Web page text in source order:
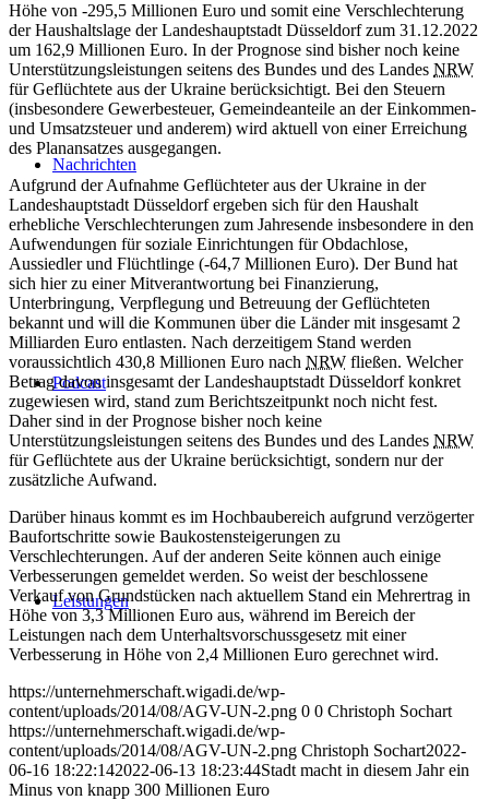
Nachrichten
Podcast
Leistungen
Höhe von -295,5 Millionen Euro und somit eine Verschlechterung
der Haushaltslage der Landeshauptstadt Düsseldorf zum 31.12.2022
um 162,9 Millionen Euro. In der Prognose sind bisher noch keine
Unterstützungsleistungen seitens des Bundes und des Landes NRW
für Geflüchtete aus der Ukraine berücksichtigt. Bei den Steuern
(insbesondere Gewerbesteuer, Gemeindeanteile an der Einkommen-
und Umsatzsteuer und anderem) wird aktuell von einer Erreichung
des Planansatzes ausgegangen.
Aufgrund der Aufnahme Geflüchteter aus der Ukraine in der
Landeshauptstadt Düsseldorf ergeben sich für den Haushalt
erhebliche Verschlechterungen zum Jahresende insbesondere in den
Aufwendungen für soziale Einrichtungen für Obdachlose,
Aussiedler und Flüchtlinge (-64,7 Millionen Euro). Der Bund hat
sich hier zu einer Mitverantwortung bei Finanzierung,
Unterbringung, Verpflegung und Betreuung der Geflüchteten
bekannt und will die Kommunen über die Länder mit insgesamt 2
Milliarden Euro entlasten. Nach derzeitigem Stand werden
voraussichtlich 430,8 Millionen Euro nach NRW fließen. Welcher
Betrag davon insgesamt der Landeshauptstadt Düsseldorf konkret
zugewiesen wird, stand zum Berichtszeitpunkt noch nicht fest.
Daher sind in der Prognose bisher noch keine
Unterstützungsleistungen seitens des Bundes und des Landes NRW
für Geflüchtete aus der Ukraine berücksichtigt, sondern nur der
zusätzliche Aufwand.
Darüber hinaus kommt es im Hochbaubereich aufgrund verzögerter
Baufortschritte sowie Baukostensteigerungen zu
Verschlechterungen. Auf der anderen Seite können auch einige
Verbesserungen gemeldet werden. So weist der beschlossene
Verkauf von Grundstücken nach aktuellem Stand ein Mehrertrag in
Höhe von 3,3 Millionen Euro aus, während im Bereich der
Leistungen nach dem Unterhaltsvorschussgesetz mit einer
Verbesserung in Höhe von 2,4 Millionen Euro gerechnet wird.
https://unternehmerschaft.wigadi.de/wp-
content/uploads/2014/08/AGV-UN-2.png 0 0 Christoph Sochart
https://unternehmerschaft.wigadi.de/wp-
content/uploads/2014/08/AGV-UN-2.png Christoph Sochart2022-
06-16 18:22:142022-06-13 18:23:44Stadt macht in diesem Jahr ein
Minus von knapp 300 Millionen Euro